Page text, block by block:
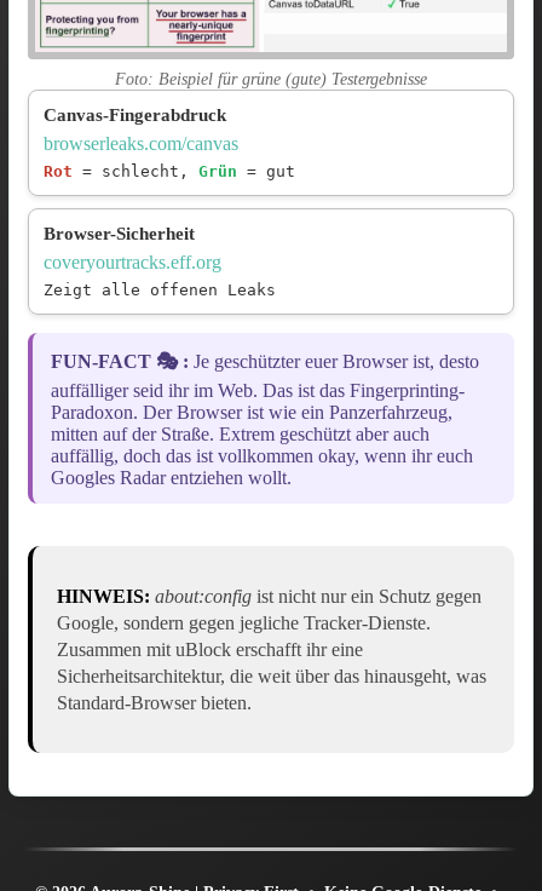
Foto: Beispiel für grüne (gute) Testergebnisse
Canvas-Fingerabdruck
browserleaks.com/canvas
Rot = schlecht, Grün = gut
Browser-Sicherheit
coveryourtracks.eff.org
Zeigt alle offenen Leaks
FUN-FACT 🎭 : Je geschützter euer Browser ist, desto
auffälliger seid ihr im Web. Das ist das Fingerprinting-
Paradoxon. Der Browser ist wie ein Panzerfahrzeug,
mitten auf der Straße. Extrem geschützt aber auch
auffällig, doch das ist vollkommen okay, wenn ihr euch
Googles Radar entziehen wollt.
HINWEIS: about:config ist nicht nur ein Schutz gegen
Google, sondern gegen jegliche Tracker-Dienste.
Zusammen mit uBlock erschafft ihr eine
Sicherheitsarchitektur, die weit über das hinausgeht, was
Standard-Browser bieten.